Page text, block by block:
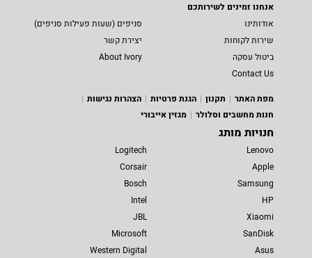
אנחנו זמינים לשירותכם
אודותינו
סניפים (שעות פעילות סניפים)
שירות לקוחות
יצירת קשר
ביטול עסקה
About Ivory
Contact Us
מפת האתר
תקנון הגנת פרטיות
הצהרות נגישות
חנות מחשבים וסלולר
מגזין אייבורי
חנויות מותג
Lenovo
Apple
Samsung
HP
Xiaomi
SanDisk
Asus
Logitech
Corsair
Bosch
Intel
JBL
Microsoft
Western Digital